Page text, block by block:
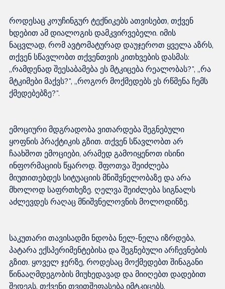
როდესაც კოუჩინგურ ტექნიკებს ათვისებთ, თქვენ
ხდებით ამ დიალოგის დამკვირვებელი. იმის
ნაცვლად, რომ ავტომატურად დაუჯეროთ ყველა აზრს,
თქვენ სწავლობთ თქვენთვის კითხვების დასმას:
„რამდენად შეესაბამება ეს მტკიცება რეალობას?", „რა
მტკიმები მაქვს?", „როგორ მოქმედებს ეს რწმენა ჩემს
ემოციური მდგრადობა ვითარდება შეგნებული
ყოფნის პრაქტიკის გზით. თქვენ სწავლობთ არ
ჩაახშოთ ემოციები, არამედ გამოიყენოთ ისინი
ინფორმაციის წყაროდ. შფოთვა შეიძლება
მიუთითებდეს სიტუაციის მნიშვნელობაზე და არა
მხოლოდ საფრთხეზე. ღელვა შეიძლება სიგნალს
საკუთარი თავისადმი ნდობა ნელ-ნელა იზრდება,
პატარა ექსპერიმენტებისა და შეგნებული არჩევნების
გზით. ყოველ ჯერზე, როდესაც მოქმედებთ შინაგანი
წინააღმდეგობის მიუხედავად და მიიღებთ დადებით